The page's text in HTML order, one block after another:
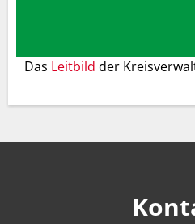
Das Leitbild der